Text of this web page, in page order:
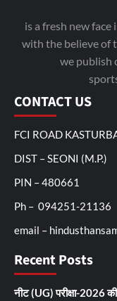
is a fresh new
with the believe of
we publish
CONTACT US
FCI ROAD
DIST – SEONI (M.P.)
PIN – 480661
Ph – 094251-21136
email –
Recent Posts
नीट (UG) परीक्षा-2026